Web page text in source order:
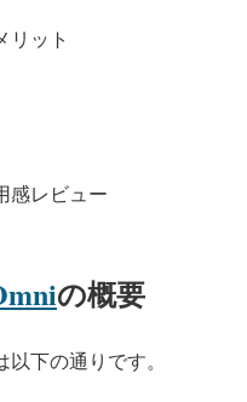
リット
感レビュー
の概要
以下の通りです。